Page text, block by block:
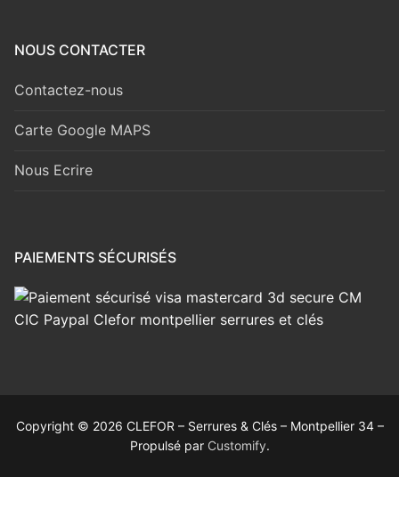
NOUS CONTACTER
Contactez-nous
Carte Google MAPS
Nous Ecrire
PAIEMENTS SÉCURISÉS
Copyright © 2026 CLEFOR – Serrures & Clés – Montpellier 34 –
Propulsé par Customify.